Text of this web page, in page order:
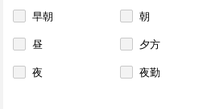
早朝 朝
昼 夕方
夜 夜勤